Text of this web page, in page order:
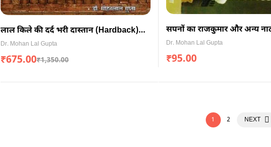
लाल किले की दर्द भरी दास्तान (Hardback)
(Red Cover)
Dr. Mohan Lal Gupta
₹1,350.00
₹675.00
सपनों का राजकुमार और अन्य
(Hardback)
Dr. Mohan Lal Gupta
₹95.00
1 2 NEXT